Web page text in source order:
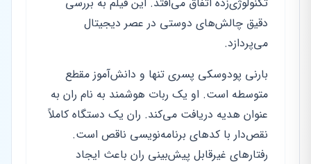
دقیق چالش‌های دوستی در عصر دیجیتال
می‌پردازد.
بارنی پودوسکی پسری تنها و دانش‌آموز مقطع
متوسطه است. او یک ربات هوشمند به نام ران به
عنوان هدیه دریافت می‌کند. ران یک دستگاه کاملاً
نقص‌دار با کدهای برنامه‌نویسی ناقص است.
رفتارهای غیرقابل پیش‌بینی ران باعث ایجاد